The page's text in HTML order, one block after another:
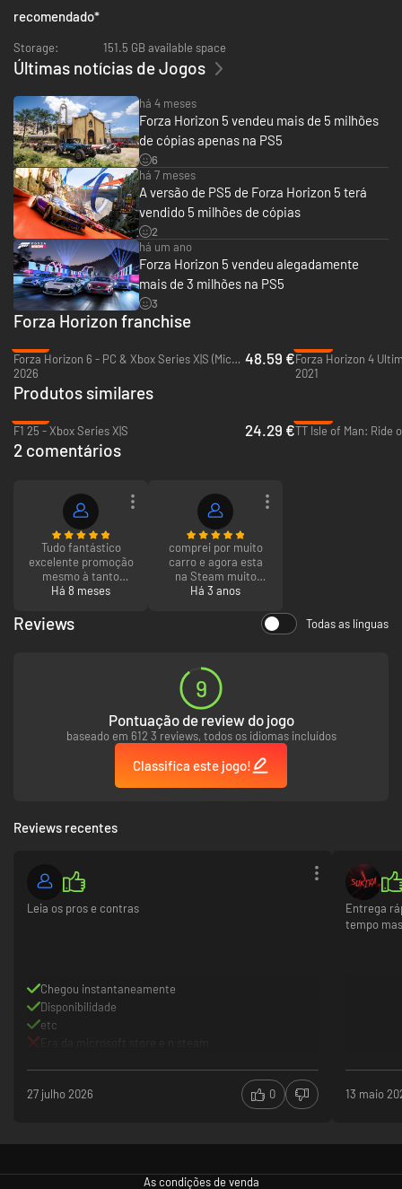
recomendado*
Storage: 151.5 GB available space
Últimas notícias de Jogos
há 4 meses
Forza Horizon 5 vendeu mais de 5 milhões
de cópias apenas na PS5
6
há 7 meses
A versão de PS5 de Forza Horizon 5 terá
vendido 5 milhões de cópias
2
há um ano
Forza Horizon 5 vendeu alegadamente
mais de 3 milhões na PS5
3
Forza Horizon franchise
Forza Horizon 6 - PC & Xbox Series X|S (Microsoft Store)
2026
48.59 €
2021
Produtos similares
F1 25 - Xbox Series X|S
24.29 €TT Isle of Man: Ride
2 comentários
Tudo fantástico
excelente promoção
mesmo à tanto
tempo que estava à
comprar!!
Há 8 meses
comprei por muito
carro e agora esta
na Steam muito
mais barato
Há 3 anos
Reviews Todas as línguas
9
Pontuação de review do jogo
baseado em 612 3 reviews, todos os idiomas incluídos
Classifica este jogo!
Reviews recentes
Leia os pros e contras
Chegou instantaneamente
Disponibilidade
etc
27 julho 2026 0
Entrega
tempo
13 maio
As condições de venda